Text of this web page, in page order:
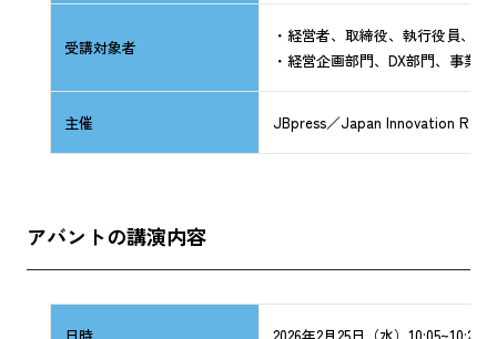
受講対象者
・経営者、取締役、執行役員、
・経営企画部門、DX部門、事業
主催 JBpress／Japan Innovation
アバントの講演内容